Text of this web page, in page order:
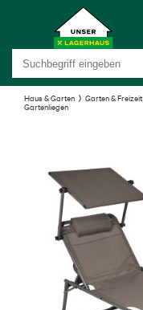
Haus & Garten Garten & Freizeit
Gartenliegen